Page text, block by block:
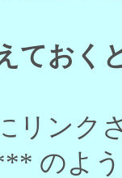
ておく
リンク
のよ